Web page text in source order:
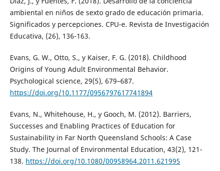
ambiental en niños de sexto grado de educación primaria.
Significados y percepciones. CPU-e. Revista de Investigación
Educativa, (26), 136-163.
Evans, G. W., Otto, S., y Kaiser, F. G. (2018). Childhood
Origins of Young Adult Environmental Behavior.
Psychological science, 29(5), 679–687.
https://doi.org/10.1177/0956797617741894
Evans, N., Whitehouse, H., y Gooch, M. (2012). Barriers,
Successes and Enabling Practices of Education for
Sustainability in Far North Queensland Schools: A Case
Study. The Journal of Environmental Education, 43(2), 121-
138. https://doi.org/10.1080/00958964.2011.621995